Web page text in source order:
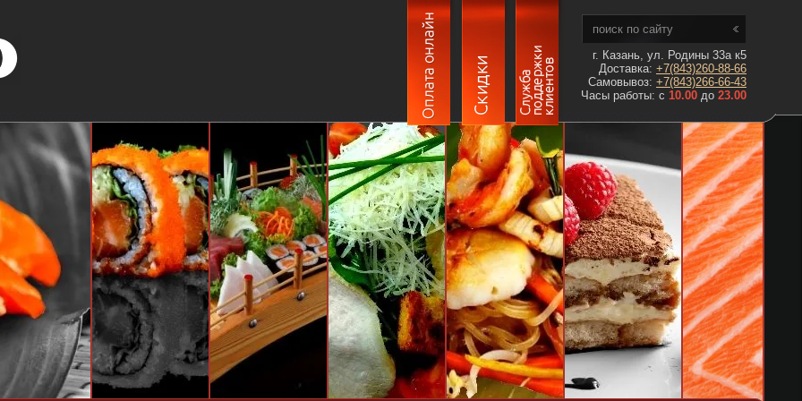
г. Казань, ул. Родины 33а к5
Доставка: +7(843)260-88-66
Самовывоз: +7(843)266-66-43
Часы работы: с 10.00 до 23.00